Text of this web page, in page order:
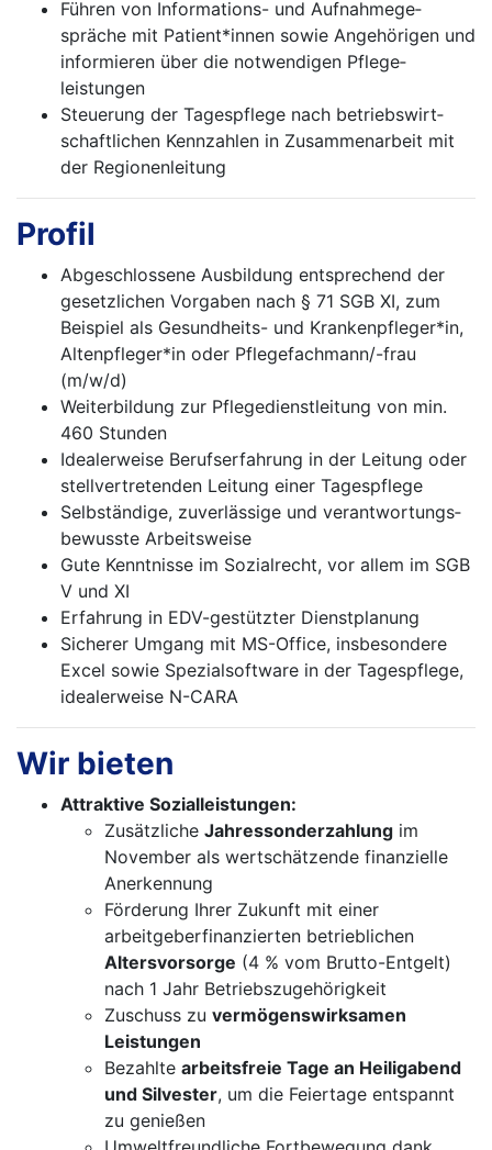
Führen von Informations- und Aufnahme­ge­
spräche mit Patient*innen sowie Angehörigen und
informieren über die notwendigen Pflege­
leistungen
Steuerung der Tagespflege nach betriebs­wirt­
schaftlichen Kennzahlen in Zusammenarbeit mit
der Regionenleitung
Profil
Abgeschlossene Ausbildung entsprechend der
gesetzlichen Vorgaben nach § 71 SGB XI, zum
Beispiel als Gesundheits- und Kranken­pfleger*in,
Altenpfleger*in oder Pflege­fach­mann/-frau
(m/w/d)
Weiterbildung zur Pflegedienstleitung von min.
460 Stunden
Idealerweise Berufserfahrung in der Leitung oder
stellvertretenden Leitung einer Tages­pflege
Selbständige, zuverlässige und verantwortungs­
bewusste Arbeitsweise
Gute Kenntnisse im Sozialrecht, vor allem im SGB
V und XI
Erfahrung in EDV-gestützter Dienstplanung
Sicherer Umgang mit MS-Office, insbesondere
Excel sowie Spezialsoftware in der Tagespflege,
idealerweise N-CARA
Wir bieten
Attraktive Sozialleistungen:
Zusätzliche Jahressonderzahlung im
November als wertschätzende finanzielle
Anerkennung
Förderung Ihrer Zukunft mit einer
arbeitgeberfinanzierten betrieblichen
Altersvorsorge (4 % vom Brutto-Entgelt)
nach 1 Jahr Betriebszugehörigkeit
Zuschuss zu vermögenswirksamen
Leistungen
Bezahlte arbeitsfreie Tage an Heiligabend
und Silvester, um die Feiertage entspannt
zu genießen